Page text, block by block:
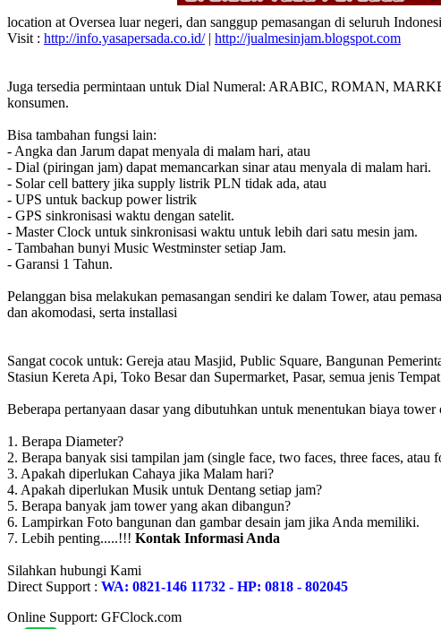
location at Oversea luar negeri, dan sanggup pemasangan di seluruh
Visit : http://info.yasapersada.co.id/| http://jualmesinjam.blogspot.com
Juga tersedia permintaan untuk Dial Numeral: ARABIC, ROMAN,
konsumen.
Bisa tambahan fungsi lain:
- Angka dan Jarum dapat menyala di malam hari, atau
- Dial (piringan jam) dapat memancarkan sinar atau menyala di malam hari.
- Solar cell battery jika supply listrik PLN tidak ada, atau
- UPS untuk backup power listrik
- GPS sinkronisasi waktu dengan satelit.
- Master Clock untuk sinkronisasi waktu untuk lebih dari satu mesin jam.
- Tambahan bunyi Music Westminster setiap Jam.
- Garansi 1 Tahun.
Pelanggan bisa melakukan pemasangan sendiri ke dalam Tower, atau
dan akomodasi, serta installasi
Sangat cocok untuk: Gereja atau Masjid, Public Square, Bangunan
Stasiun Kereta Api, Toko Besar dan Supermarket, Pasar, semua jenis
Beberapa pertanyaan dasar yang dibutuhkan untuk menentukan biaya
1. Berapa Diameter?
2. Berapa banyak sisi tampilan jam (single face, two faces, three faces, atau
3. Apakah diperlukan Cahaya jika Malam hari?
4. Apakah diperlukan Musik untuk Dentang setiap jam?
5. Berapa banyak jam tower yang akan dibangun?
6. Lampirkan Foto bangunan dan gambar desain jam jika Anda memiliki.
7. Lebih penting.....!!! Kontak Informasi Anda
Silahkan hubungi Kami
Direct Support : WA: 0821-146 11732 - HP: 0818 - 802045
Online Support: GFClock.com